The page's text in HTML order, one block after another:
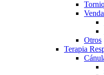
Otros
Terapia